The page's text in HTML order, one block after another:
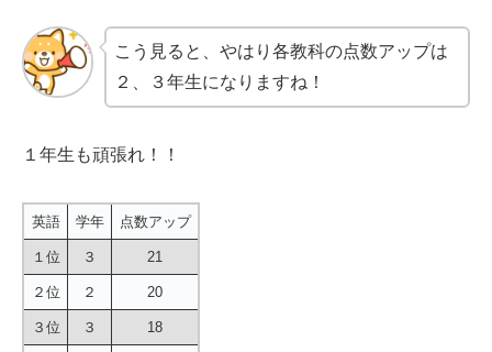
こう見ると、やはり各教科の点数アップは
２、３年生になりますね！
１年生も頑張れ！！
英語 学年 点数アップ
１位 ３ 21
２位 ２ 20
３位 ３ 18